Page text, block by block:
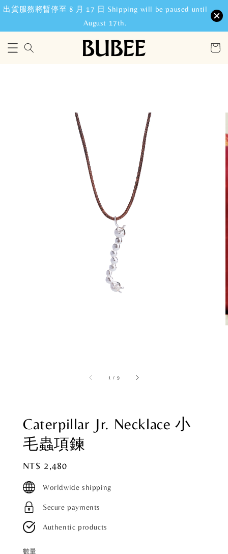
出貨服務將暫停至 8 月 17 日 Shipping will be paused until
August 17th.
1 / 9
Caterpillar Jr. Necklace 小
毛蟲項鍊
Regular
price
NT$ 2,480
Worldwide shipping
Secure payments
Authentic products
數量